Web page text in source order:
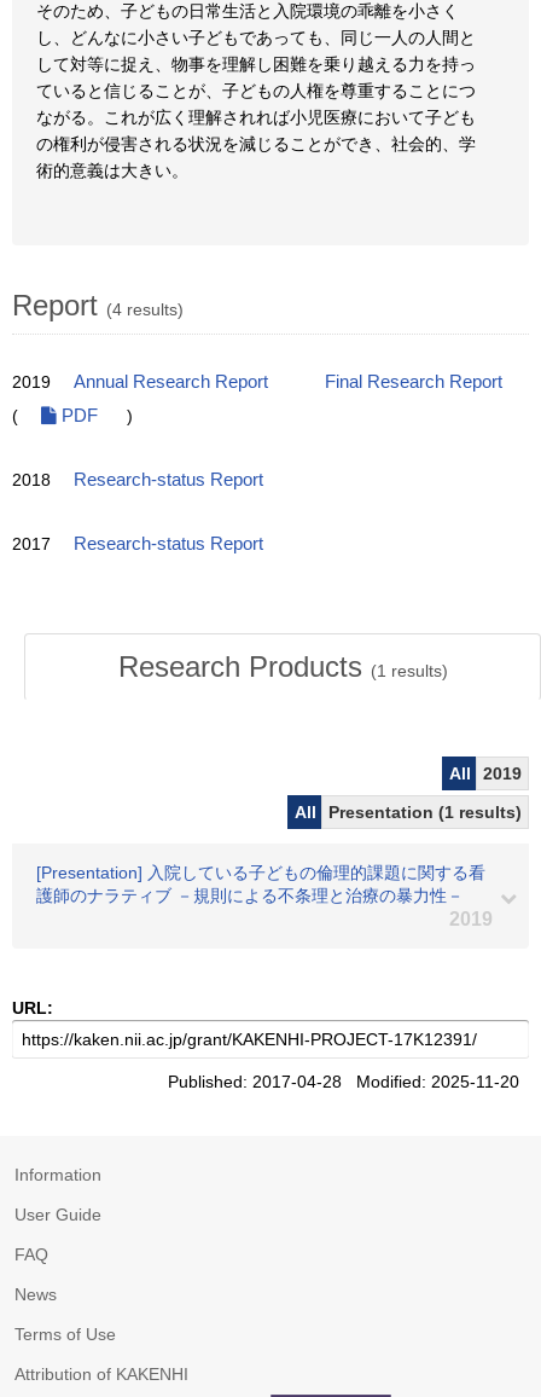
そのため、子どもの日常生活と入院環境の乖離を小さく
し、どんなに小さい子どもであっても、同じ一人の人間と
して対等に捉え、物事を理解し困難を乗り越える力を持っ
ていると信じることが、子どもの人権を尊重することにつ
ながる。これが広く理解されれば小児医療において子ども
の権利が侵害される状況を減じることができ、社会的、学
術的意義は大きい。
Report (4 results)
2019 Annual Research Report
Final Research Report
(
PDF )
2018 Research-status Report
2017 Research-status Report
Research Products (1 results)
All
2019
All
Presentation (1 results)
[Presentation] 入院している子どもの倫理的課題に関する看
護師のナラティブ －規則による不条理と治療の暴力性－
2019
URL:
Published: 2017-04-28 Modified: 2025-11-20
Information
User Guide
FAQ
News
Terms of Use
Attribution of KAKENHI